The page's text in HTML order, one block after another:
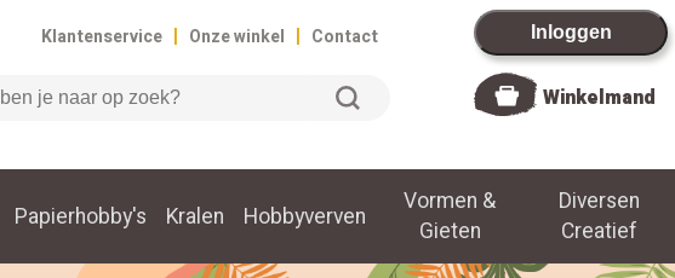
Klantenservice | Onze winkel | Contact Inloggen
Winkelmand
Papierhobby's Kralen Hobbyverven
Vormen &
Gieten
Diversen
Creatief